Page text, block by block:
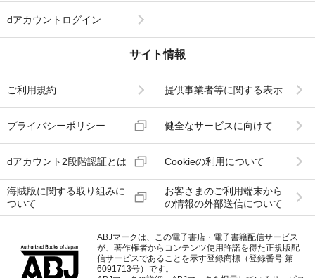
dアカウントログイン
サイト情報
ご利用規約 提供事業者等に関する表示
プライバシーポリシー 健全なサービスに向けて
dアカウント2段階認証とは Cookieの利用について
海賊版に関する取り組みに
ついて
お客さまのご利用端末から
の情報の外部送信について
ABJマークは、この電子書店・電子書籍配信サービス
が、著作権者からコンテンツ使用許諾を得た正規版配
信サービスであることを示す登録商標（登録番号 第
6091713号）です。